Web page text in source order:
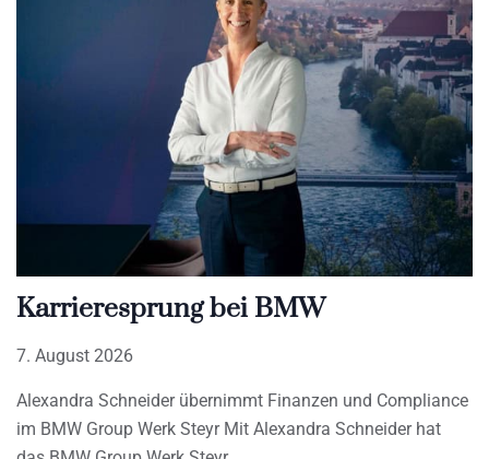
Karrieresprung bei BMW
7. August 2026
Alexandra Schneider übernimmt Finanzen und Compliance
im BMW Group Werk Steyr Mit Alexandra Schneider hat